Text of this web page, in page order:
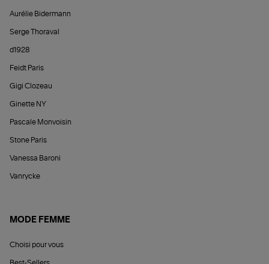
Aurélie Bidermann
Serge Thoraval
d1928
Feidt Paris
Gigi Clozeau
Ginette NY
Pascale Monvoisin
Stone Paris
Vanessa Baroni
Vanrycke
MODE FEMME
Choisi pour vous